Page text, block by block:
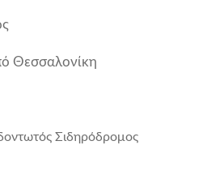
Θεσσαλονίκη
Σιδηρόδρομος